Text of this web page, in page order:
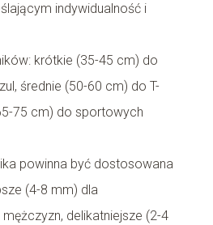
indywidualność i
krótkie (35-45 cm) do
średnie (50-60 cm) do T-
75 cm) do sportowych
powinna być dostosowana
(4-8 mm) dla
delikatniejsze (2-4